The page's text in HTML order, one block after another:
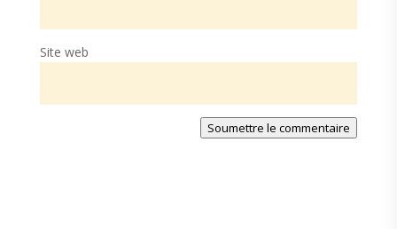
Site web
Soumettre le commentaire